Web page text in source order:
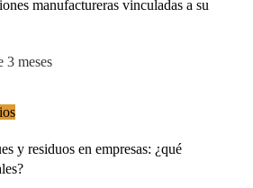
manufactureras vinculadas a su
3 meses
y residuos en empresas: ¿qué